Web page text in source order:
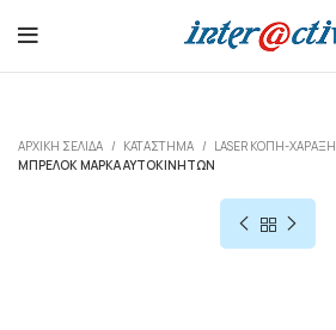
ΑΡΧΙΚΉ ΣΕΛΊΔΑ ΚΑΤΆΣΤΗΜΑ LASER ΚΟΠΗ-ΧΑΡΑΞΗ
ΜΠΡΕΛΌΚ ΜΆΡΚΑ ΑΥΤΟΚΙΝΉΤΩΝ